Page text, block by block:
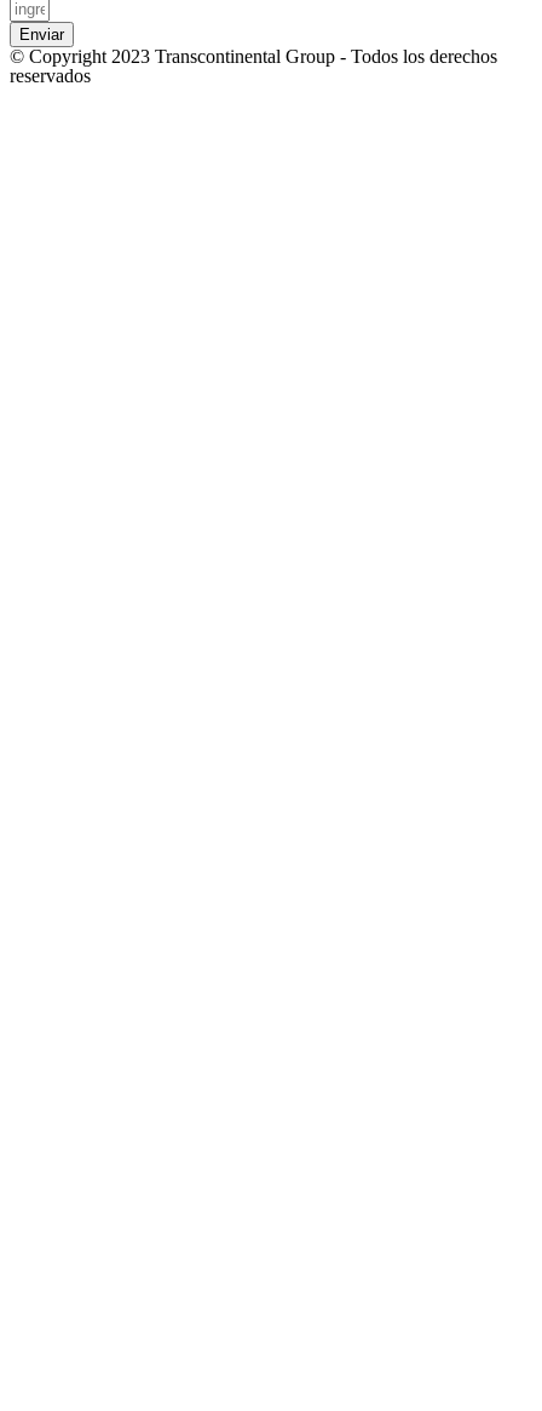
Enviar
© Copyright 2023 Transcontinental Group - Todos los derechos
reservados